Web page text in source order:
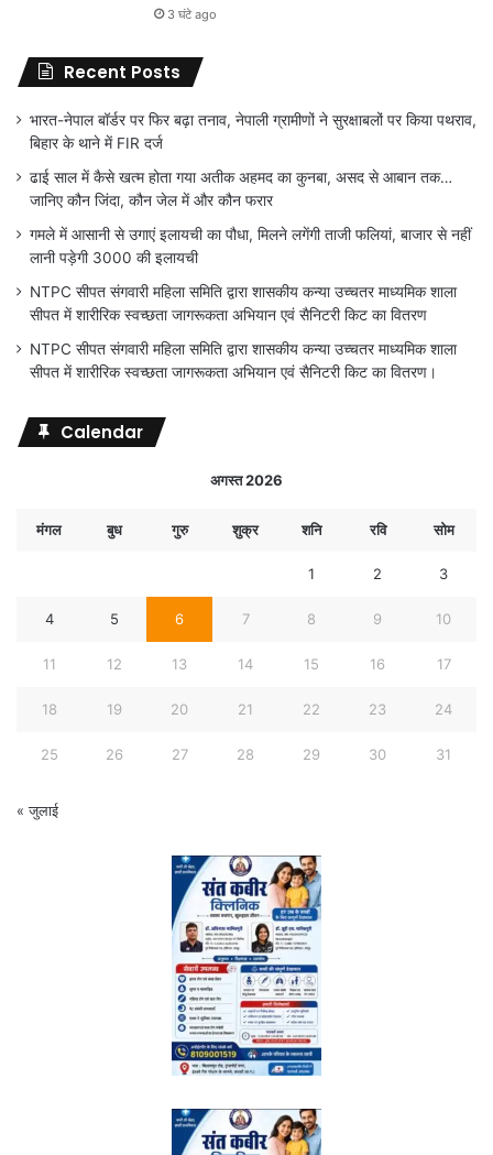
3 घंटे ago
Recent Posts
भारत-नेपाल बॉर्डर पर फिर बढ़ा तनाव, नेपाली ग्रामीणों ने सुरक्षाबलों पर किया पथराव,
बिहार के थाने में FIR दर्ज
ढाई साल में कैसे खत्म होता गया अतीक अहमद का कुनबा, असद से आबान तक…
जानिए कौन जिंदा, कौन जेल में और कौन फरार
गमले में आसानी से उगाएं इलायची का पौधा, मिलने लगेंगी ताजी फलियां, बाजार से नहीं
लानी पड़ेगी 3000 की इलायची
NTPC सीपत संगवारी महिला समिति द्वारा शासकीय कन्या उच्चतर माध्यमिक शाला
सीपत में शारीरिक स्वच्छता जागरूकता अभियान एवं सैनिटरी किट का वितरण
NTPC सीपत संगवारी महिला समिति द्वारा शासकीय कन्या उच्चतर माध्यमिक शाला
सीपत में शारीरिक स्वच्छता जागरूकता अभियान एवं सैनिटरी किट का वितरण।
Calendar
अगस्त 2026
मंगल बुध गुरु शुक्र शनि रवि सोम
1 2 3
4 5 6 7 8 9 10
11 12 13 14 15 16 17
18 19 20 21 22 23 24
25 26 27 28 29 30 31
« जुलाई